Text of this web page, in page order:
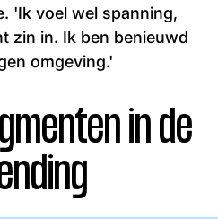
'Ik voel wel spanning,
zin in. Ik ben benieuwd
omgeving.'
in de